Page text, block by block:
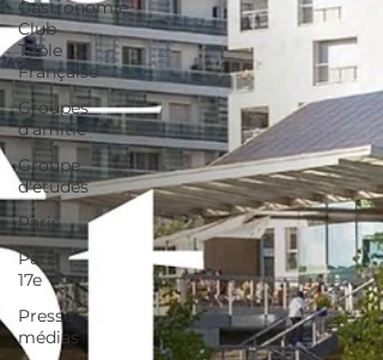
Gastronomie,
Club
Table
Française
Groupes
d'amitié
Groupe
d'études
Paris
Paris
17e
Presse,
médias